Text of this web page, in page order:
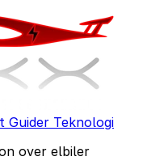
Guider Teknologi
over elbiler